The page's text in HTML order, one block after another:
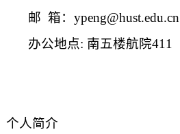
邮 箱： ypeng@hust.edu.cn
办公地点: 南五楼航院411
个人简介